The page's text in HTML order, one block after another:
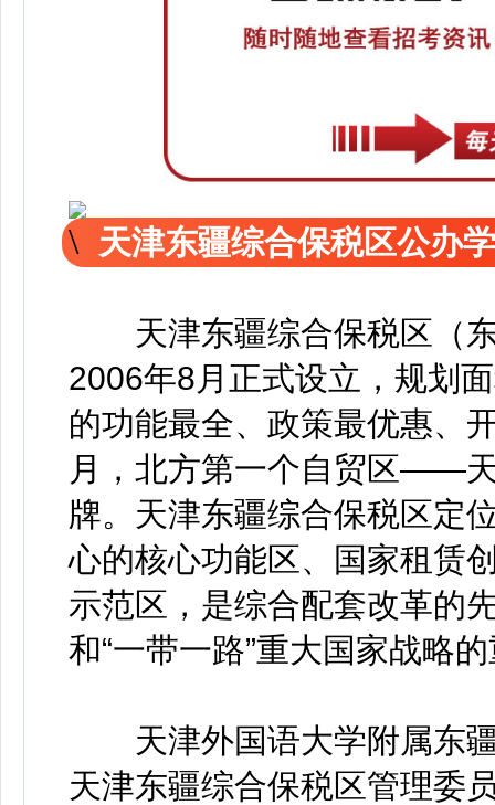
天津东疆综合保税区公办
天津东疆综合保税区（东
2006年8月正式设立，规划
的功能最全、政策最优惠、
月，北方第一个自贸区——
牌。天津东疆综合保税区定
心的核心功能区、国家租赁
示范区，是综合配套改革的
和“一带一路”重大国家战略
天津外国语大学附属东疆
天津东疆综合保税区管理委